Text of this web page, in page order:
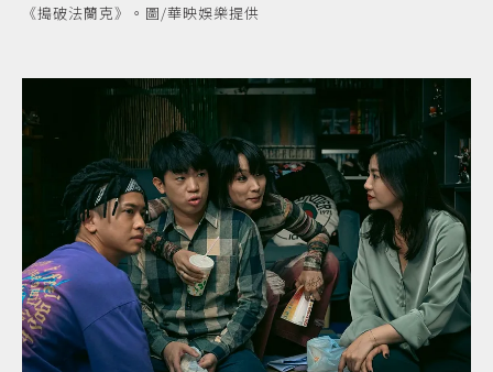
《搗破法蘭克》。圖/華映娛樂提供